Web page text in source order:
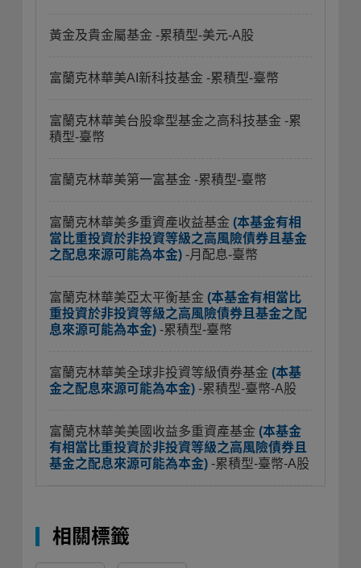
黃金及貴金屬基金 -累積型-美元-A股
富蘭克林華美AI新科技基金 -累積型-臺幣
富蘭克林華美台股傘型基金之高科技基金 -累
積型-臺幣
富蘭克林華美第一富基金 -累積型-臺幣
富蘭克林華美多重資產收益基金 (本基金有相
當比重投資於非投資等級之高風險債券且基金
之配息來源可能為本金) -月配息-臺幣
富蘭克林華美亞太平衡基金 (本基金有相當比
重投資於非投資等級之高風險債券且基金之配
息來源可能為本金) -累積型-臺幣
富蘭克林華美全球非投資等級債券基金 (本基
金之配息來源可能為本金) -累積型-臺幣-A股
富蘭克林華美美國收益多重資產基金 (本基金
有相當比重投資於非投資等級之高風險債券且
基金之配息來源可能為本金) -累積型-臺幣-A股
相關標籤